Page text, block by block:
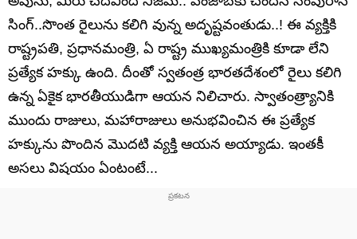
సింగ్..సొంత రైలును కలిగి వున్న అదృష్టవంతుడు..! ఈ వ్యక్తికి
రాష్ట్రపతి, ప్రధానమంత్రి, ఏ రాష్ట్ర ముఖ్యమంత్రికి కూడా లేని
ప్రత్యేక హక్కు ఉంది. దీంతో స్వతంత్ర భారతదేశంలో రైలు కలిగి
ఉన్న ఏకైక భారతీయుడిగా ఆయన నిలిచారు. స్వాతంత్ర్యానికి
ముందు రాజులు, మహారాజులు అనుభవించిన ఈ ప్రత్యేక
హక్కును పొందిన మొదటి వ్యక్తి ఆయన అయ్యాడు. ఇంతకీ
అసలు విషయం ఏంటంటే...